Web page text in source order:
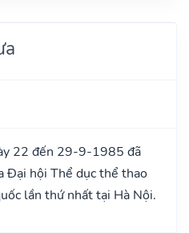
22 đến 29-9-1985 đã
Đại hội Thể dục thể thao
lần thứ nhất tại Hà Nội.